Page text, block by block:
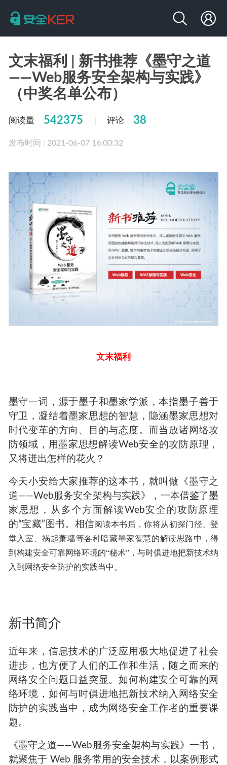
文末福利 | 新书推荐《墨守之道
——Web服务安全架构与实践》
（中奖名单公布）
阅读量 542375 评论 38
发布时间 : 2021-06-07 16:00:32
文末福利
墨守一词，源于墨子和墨家学派，本指墨子善于
守卫，凝结着墨家思想的智慧，隐涵墨家思想对
时代变革的方向、目的与态度。而当放诸网络攻
防领域，用墨家思想解读Web安全的攻防原理，
又将迸出怎样的花火？
今天小安给大家推荐的这本书，就叫做《墨守之
道——Web服务安全架构与实践》，一本借鉴了墨
家思想，从多个方面解读Web安全的攻防原理
的“宝藏”图书。相信阅读本书后，你将从初探门径、登
堂入室、祸起萧墙等各种暗藏墨家智慧的解读思路中，得
到构建安全可靠网络环境的“秘术”，与时俱进地把新技术纳
入到网络安全防护的实践当中。
新书简介
近年来，信息技术的广泛应用极大地促进了社会
进步，也方便了人们的工作和生活，随之而来的
网络安全问题日益突显。如何构建安全可靠的网
络环境，如何与时俱进地把新技术纳入网络安全
防护的实践当中，成为网络安全工作者的重要课
题。
《墨守之道——Web 服务安全架构与实践》一书，
就聚焦于 Web 服务常用的安全技术，以案例形式